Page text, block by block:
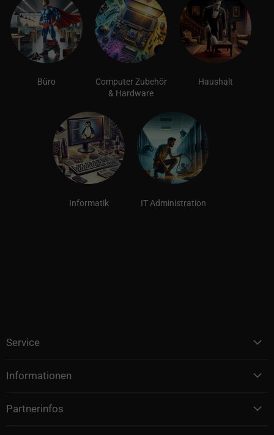
Büro
Computer Zubehör
& Hardware
Haushalt
Informatik IT Administration
Service
Informationen
Partnerinfos